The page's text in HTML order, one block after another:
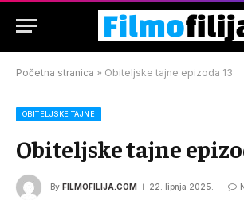
Početna stranica » Obiteljske tajne epizoda 13
OBITELJSKE TAJNE
Obiteljske tajne
By FILMOFILIJA.COM 22. lipnja 2025.